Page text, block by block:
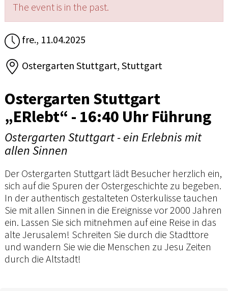
The event is in the past.
fre., 11.04.2025
Ostergarten Stuttgart, Stuttgart
Ostergarten Stuttgart
„ERlebt“ - 16:40 Uhr Führung
Ostergarten Stuttgart - ein Erlebnis mit
allen Sinnen
Der Ostergarten Stuttgart lädt Besucher herzlich ein,
sich auf die Spuren der Ostergeschichte zu begeben.
In der authentisch gestalteten Osterkulisse tauchen
Sie mit allen Sinnen in die Ereignisse vor 2000 Jahren
ein. Lassen Sie sich mitnehmen auf eine Reise in das
alte Jerusalem! Schreiten Sie durch die Stadttore
und wandern Sie wie die Menschen zu Jesu Zeiten
durch die Altstadt!